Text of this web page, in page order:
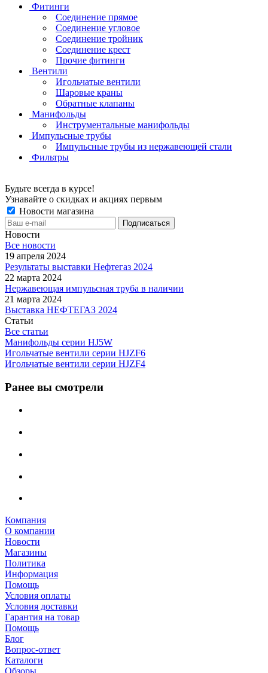
Фитинги
Соединение прямое
Соединение угловое
Соединение тройник
Соединение крест
Прочие фитинги
Вентили
Игольчатые вентили
Шаровые краны
Обратные клапаны
Манифольды
Инструментальные манифольды
Импульсные трубы
Импульсные трубы из нержавеющей стали
Фильтры
Будьте всегда в курсе!
Узнавайте о скидках и акциях первым
Новости магазина
Новости
Все новости
19 апреля 2024
Результаты выставки Нефтегаз 2024
22 марта 2024
Нержавеющая импульсная труба в наличии
21 марта 2024
Выставка НЕФТЕГАЗ 2024
Статьи
Все статьи
Манифольды серии HJ5W
Игольчатые вентили серии HJZF6
Игольчатые вентили серии HJZF4
Ранее вы смотрели
Компания
О компании
Новости
Магазины
Политика
Информация
Помощь
Условия оплаты
Условия доставки
Гарантия на товар
Помощь
Блог
Вопрос-ответ
Каталоги
Обзоры